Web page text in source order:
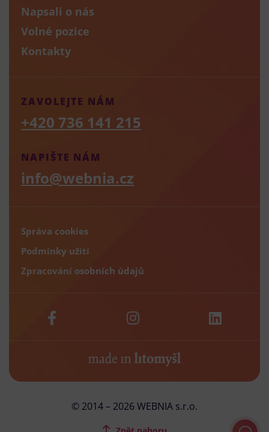
Napsali o nás
Volné pozice
Kontakty
NAPIŠTE NÁM
info@webnia.cz
ZAVOLEJTE NÁM
+420 736 141 215
Správa cookies
Podmínky užití
Zpracování osobních údajů
© 2014 – 2026 WEBNIA s.r.o.